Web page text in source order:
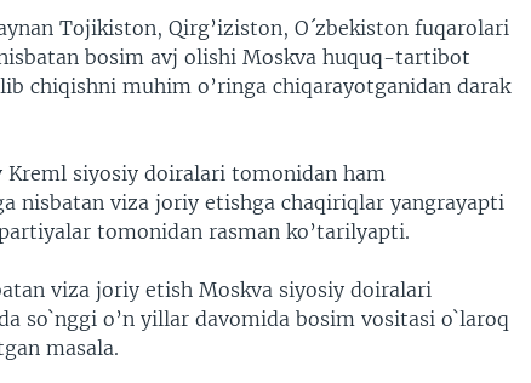
Tojikiston, Qirg’iziston, O´zbekiston fuqarolari
bosim avj olishi Moskva huquq-tartibot
chiqishni muhim o’ringa chiqarayotganidan darak
siyosiy doiralari tomonidan ham
nisbatan viza joriy etishga chaqiriqlar yangrayapti
tomonidan rasman ko’tarilyapti.
viza joriy etish Moskva siyosiy doiralari
so`nggi o’n yillar davomida bosim vositasi o`laroq
masala.